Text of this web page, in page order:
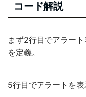
コード解説
まず2行目でアラー
を定義。
5行目でアラートを表